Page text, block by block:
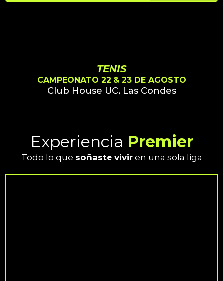
TENIS
CAMPEONATO 22 & 23 DE AGOSTO
Club House UC, Las Condes
Experiencia Premier
Todo lo que soñaste viviren una sola liga